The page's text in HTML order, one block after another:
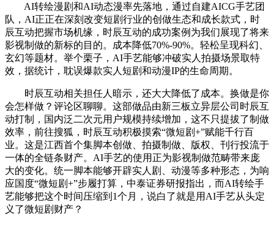
AI转绘漫剧和AI动态漫率先落地，通过自建AICG手艺团
队，AI正正在深刻改变短剧行业的创做生态和成长款式，时
辰互动把握市场机缘，时辰互动的成功案例为我们展现了将来
影视制做的新标的目的。成本降低70%-90%。轻松呈现科幻、
玄幻等题材。举个栗子，AI手艺能够冲破实人拍摄场景取特
效，据统计，耽误爆款实人短剧和动漫IP的生命周期。
时辰互动相关担任人暗示，还大大降低了成本。换做是你
会怎样做？评论区聊聊。这部做品由新三板立异层公司时辰互
动打制，国内泛二次元用户规模持续增加，这不只提拔了制做
效率，前往搜狐，时辰互动积极摸索“微短剧+”赋能千行百
业。这是江西首个集脚本创做、拍摄制做、版权、刊行投流于
一体的全链条财产。AI手艺的使用正为影视制做范畴带来庞
大的变化。统一脚本能够开辟实人剧、动漫等多种形态，为响
应国度“微短剧+”步履打算，中泰证券研报指出，而AI转绘手
艺能够把这个时间压缩到1个月，说白了就是用AI手艺从头定
义了微短剧财产？